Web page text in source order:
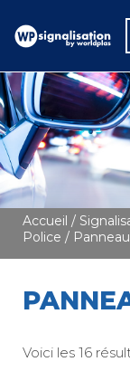
Accueil /
Police /
Voici les 16